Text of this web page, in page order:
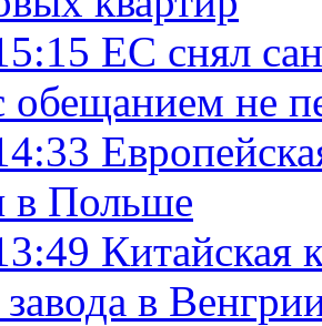
ЕС снял
обещанием не
в Польше
Китайская
завода в